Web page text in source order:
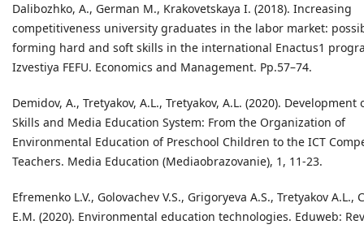
Dalibozhko, A., German M., Krakovetskaya I. (2018). Increasing
competitiveness university graduates in the labor market:
forming hard and soft skills in the international Enactus1
Izvestiya FEFU. Economics and Management. Pp.57–74.
Demidov, A., Tretyakov, A.L., Tretyakov, A.L. (2020).
Skills and Media Education System: From the Organization of
Environmental Education of Preschool Children to the ICT
Teachers. Media Education (Mediaobrazovanie), 1, 11-23.
Efremenko L.V., Golovachev V.S., Grigoryeva A.S., Tretyakov A.L.,
E.M. (2020). Environmental education technologies. Eduweb: